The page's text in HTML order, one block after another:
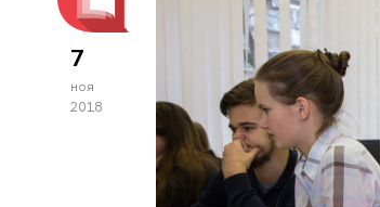
7
ноя
2018